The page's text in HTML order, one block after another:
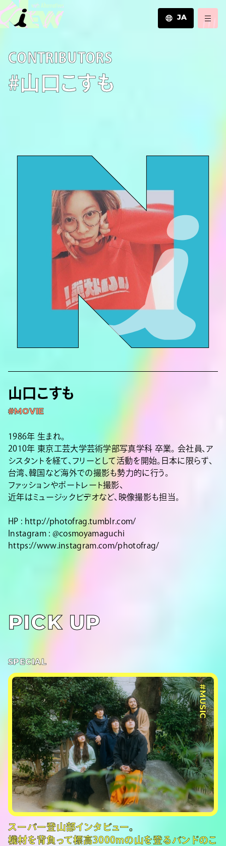
JA
C­O­N­T­R­I­B­U­T­O­R­S
#山口こすも
山口こすも
#MOVIE
1986年 生まれ。
2010年 東京工芸大学芸術学部写真学科 卒業。 会社員、ア
シスタントを経て、フリーとして活動を開始。日本に限らず、
台湾、韓国など海外での撮影も勢力的に行う。
ファッションやポートレート撮影、
近年はミュージックビデオなど、映像撮影も担当。
HP : http://photofrag.tumblr.com/
Instagram : @cosmoyamaguchi
https://www.instagram.com/photofrag/
PICK UP
SPECIAL
#MUSIC
スーパー登山部インタビュー。
機材を背負って標高3000mの山を登るバンドのこ